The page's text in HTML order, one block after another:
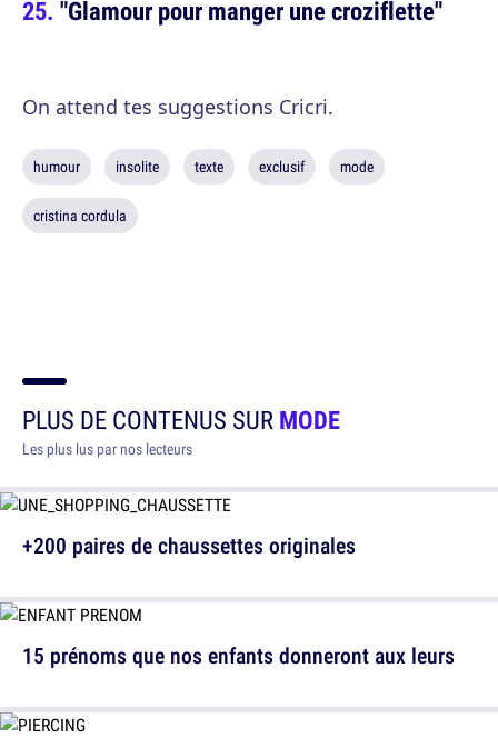
"Glamour pour manger une croziflette"
On attend tes suggestions Cricri.
humour insolite texte exclusif mode
cristina cordula
PLUS DE CONTENUS SURMODE
Les plus lus par nos lecteurs
+200 paires de chaussettes originales
15 prénoms que nos enfants donneront aux leurs